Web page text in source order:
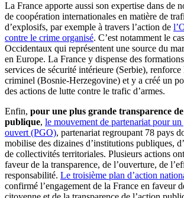
La France apporte aussi son expertise dans de
de coopération internationales en matière de
d’explosifs, par exemple à travers l’action de
contre le crime organisé. C’est notamment le
Occidentaux qui représentent une source du
en Europe. La France y dispense des
services de sécurité intérieure (Serbie), renforce
criminel (Bosnie-Herzegovine) et y a créé un
des actions de lutte contre le trafic d’armes.
Enfin, pour une plus grande transparence
publique, le mouvement de partenariat pour
ouvert (PGO), partenariat regroupant 78 pays
mobilise des dizaines d’institutions publiques,
de collectivités territoriales. Plusieurs actions
faveur de la transparence, de l’ouverture, de
responsabilité. Le troisième plan d’action
confirmé l’engagement de la France en faveur